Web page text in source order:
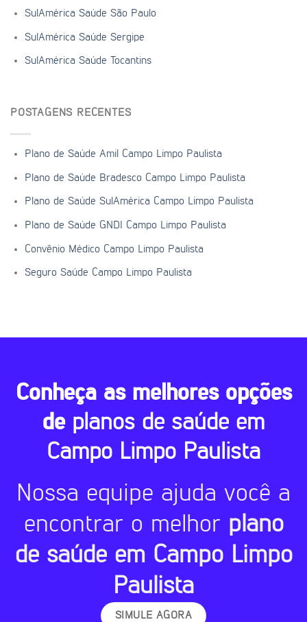
SulAmérica Saúde São Paulo
SulAmérica Saúde Sergipe
SulAmérica Saúde Tocantins
POSTAGENS RECENTES
Plano de Saúde Amil Campo Limpo Paulista
Plano de Saúde Bradesco Campo Limpo Paulista
Plano de Saúde SulAmérica Campo Limpo Paulista
Plano de Saúde GNDI Campo Limpo Paulista
Convênio Médico Campo Limpo Paulista
Seguro Saúde Campo Limpo Paulista
Conheça as melhores opções
de planos de saúde em
Campo Limpo Paulista
Nossa equipe ajuda você a
encontrar o melhor plano
de saúde em Campo Limpo
Paulista
SIMULE AGORA